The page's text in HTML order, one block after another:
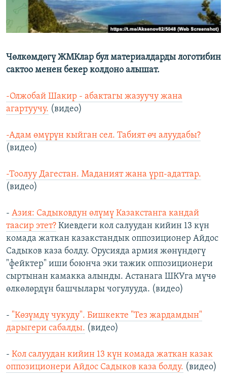
Чөлкөмдөгү ЖМКлар бул материалдарды логотибин
сактоо менен бекер колдоно алышат.
-Олжобай Шакир - абактагы жазуучу жана
агартуучу. (видео)
-Адам өмүрүн кыйган сел. Табият өч алуудабы?
(видео)
-Тоолуу Дагестан. Маданият жана үрп-адаттар.
(видео)
- Азия: Садыковдун өлүмү Казакстанга кандай
таасир этет? Киевдеги кол салуудан кийин 13 күн
комада жаткан казакстандык оппозиционер Айдос
Садыков каза болду. Орусияда армия жөнүндөгү
"фейктер" иши боюнча эки тажик оппозиционери
сыртынан камакка алынды. Астанага ШКУга мүчө
өлкөлөрдүн башчылары чогулууда. (видео)
- "Көзүмдү чукуду". Бишкекте "Тез жардамдын"
дарыгери сабалды. (видео)
- Кол салуудан кийин 13 күн комада жаткан казак
оппозиционери Айдос Садыков каза болду. (видео)